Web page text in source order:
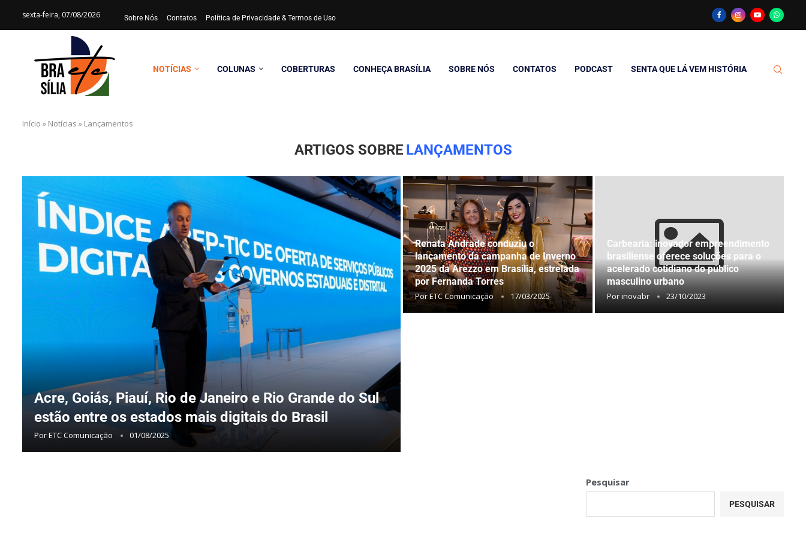
sexta-feira, 07/08/2026 Sobre Nós Contatos Política de Privacidade & Termos de Uso
NOTÍCIAS COLUNAS COBERTURAS CONHEÇA BRASÍLIA SOBRE NÓS CONTATOS PODCAST SENTA QUE LÁ VEM HISTÓRIA
Início » Notícias » Lançamentos
ARTIGOS SOBRE LANÇAMENTOS
Acre, Goiás, Piauí, Rio de Janeiro e Rio Grande do Sul
estão entre os estados mais digitais do Brasil
PorETC Comunicação 01/08/2025
Renata Andrade conduziu o
lançamento da campanha de Inverno
2025 da Arezzo em Brasília, estrelada
por Fernanda Torres
PorETC Comunicação 17/03/2025
Carbearia: inovador empreendimento
brasiliense oferece soluções para o
acelerado cotidiano do público
masculino urbano
Porinovabr 23/10/2023
Pesquisar
PESQUISAR